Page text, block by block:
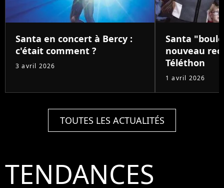
Santa en concert à Bercy :
c'était comment ?
3 avril 2026
Santa
nouveau
Téléthon
1 avril 2026
TOUTES LES ACTUALITÉS
TENDANCES